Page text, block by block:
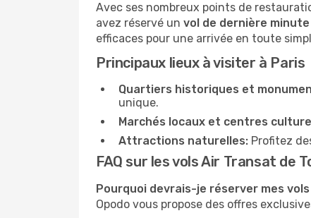
Avec ses nombreux points de
avez réservé un vol de dernière minute
efficaces pour une arrivée en toute
Principaux lieux à visiter à Paris
Quartiers historiques et
unique.
Marchés locaux et centres
Attractions naturelles: Profitez
FAQ sur les vols Air Transat de
Pourquoi devrais-je réserver mes vols
Opodo vous propose des offres